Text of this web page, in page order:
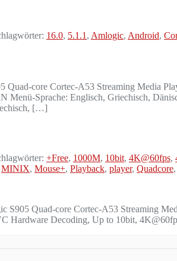
16.0, 5.1.1 , Amlogic, Android,
core Cortec-A53 Streaming Media
Sprache: Englisch, Griechisch,
[…]
+Free, 1000M, 10bit, 4K@60fps,
MINIX, Mouse+, Playback, player, Quadcore,
Quad-core Cortec-A53 Streaming
Decoding, Up to 10bit,